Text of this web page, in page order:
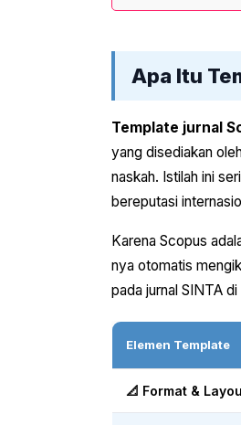
Apa Itu
Template jurnal
yang disediakan
naskah. Istilah ini
bereputasi
Karena Scopus
nya otomatis
pada jurnal SINTA
Elemen Template
📐 Format &